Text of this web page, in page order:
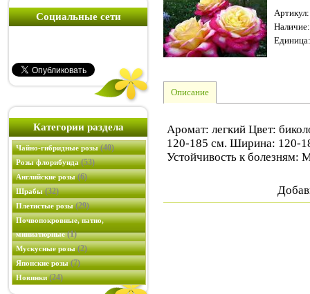
Социальные сети
Категории раздела
Чайно-гибридные розы(40)
Розы флорибунда(53)
Английские розы(6)
Шрабы(32)
Плетистые розы(29)
Почвопокровные, патио,
миниатюрные(1)
Мускусные розы(2)
Японские розы(7)
Новинки(24)
Артикул:
Наличие:
Единица:
Описание
Аромат: легкий Цвет:
120-185 см. Ширина: 120-
Устойчивость к